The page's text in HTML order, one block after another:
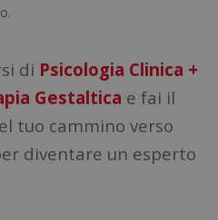
di Psicologia Clinica +
Gestaltica e fai il
tuo cammino verso
diventare un esperto